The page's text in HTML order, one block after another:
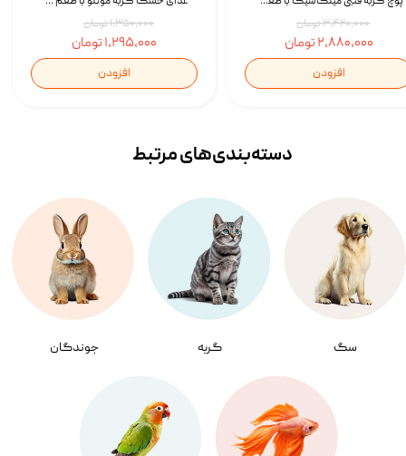
۱,۳۵۰,۰۰۰ تومان
۱,۲۹۵,۰۰۰ تومان
افزودن
۳,۴۲۰,۰۰۰ تومان
۲,۸۸۰,۰۰۰ تومان
افزودن
سگ گربه جوندگان
دسته‌بندی‌‌های مرتبط